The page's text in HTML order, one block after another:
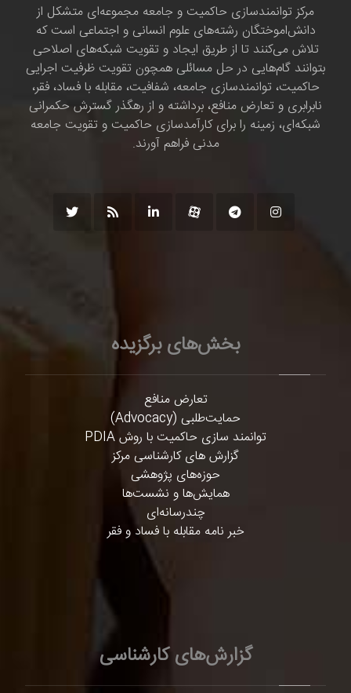
مرکز توانمندسازی حاکمیت و جامعه مجموعه‌ای متشکل از
دانش‌اموختگان رشته‌های علوم انسانی و اجتماعی است که
تلاش می‌کنند تا از طریق ایجاد و تقویت شبکه‌های اصلاحی
بتوانند گام‌هایی در حل مسائلی همچون تقویت ظرفیت اجرایی
حاکمیت، توانمندسازی جامعه، شفافیت، مقابله با فساد، فقر،
نابرابری و تعارض منافع، برداشته و از رهگذر گسترش حکمرانی
شبکه‌ای، زمینه را برای کارآمدسازی حاکمیت و تقویت جامعه
مدنی فراهم آورند.
بخش‌های برگزیده
تعارض منافع
حمایت‌طلبی (Advocacy)
توانمند سازی حاکمیت با روش PDIA
گزارش های کارشناسی مرکز
حوزه‌های پژوهشی
همایش‌ها و نشست‌ها
چندرسانه‌ای
خبر نامه مقابله با فساد و فقر
گزارش‌های کارشناسی